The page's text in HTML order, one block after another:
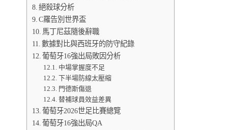
絕殺球分析
C羅告別世界盃
馬丁尼茲隨後辭職
數據對比與西班牙的防守紀錄
葡萄牙16強出局敗因分析
中場掌握度不足
下半場防線太壓縮
門德斯傷退
替補球員效益差異
葡萄牙2026世足比賽總覽
葡萄牙16強出局QA